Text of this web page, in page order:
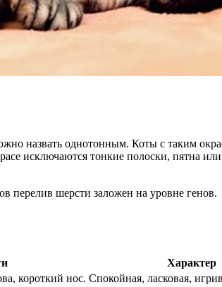
назвать однотонным. Коты с таким
исключаются тонкие полоски,
перелив шерсти заложен на уровне генов.
Характер
короткий нос. Спокойная, ласковая,